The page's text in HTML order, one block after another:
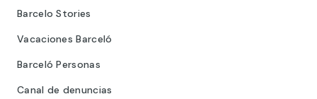
Barcelo Stories
Vacaciones Barceló
Barceló Personas
Canal de denuncias